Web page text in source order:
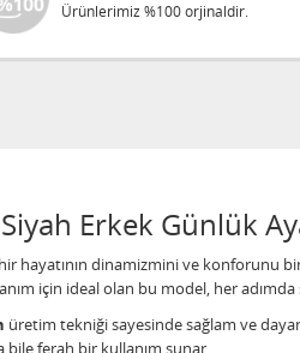
Ürünlerimiz %100 orjinaldir.
Erkek Günlük
hayatının dinamizmini ve konforunu
için ideal olan bu model, her
üretim tekniği sayesinde sağlam ve
bile ferah bir kullanım sunar.